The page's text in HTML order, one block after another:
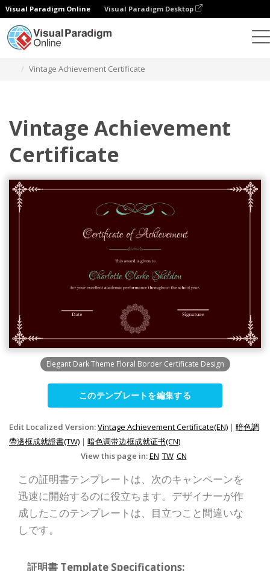
Visual Paradigm Online Visual Paradigm Desktop
Vintage Achievement Certificate
Vintage Achievement
Certificate
Elegant Dark Theme Floral Border Certificate Design
このテンプレートを編集する
Edit Localized Version:Vintage Achievement Certificate(EN) | 暗色調
帶邊框成就證書(TW) | 暗色调带边框成就证书(CN)
View this page in:EN TW CN
この証明書テンプレートは、次のキャンペーンを
迅速に開始するのに役立ちます。デザイナーが作
成したこのテンプレートは、目立つこと間違いな
しです。
証明書 Template Specifications: